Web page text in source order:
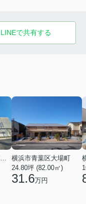
LINEで共有する
横浜市港北区下田町２丁目
横浜市青葉区大場町
24.80坪 (82.00㎡)
31.6万円